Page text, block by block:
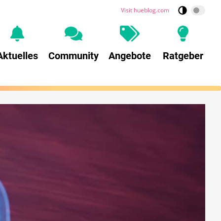
Visit hueblog.com
Community Angebote Ratgeber